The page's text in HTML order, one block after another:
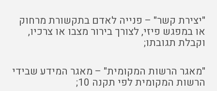
"יצירת קשר" – פנייה לאדם בתקשורת מרחוק
או במפגש פיזי, לצורך בירור מצבו או צרכיו,
וקבלת תגובתו;
"מאגר הרשות המקומית" – מאגר המידע שבידי
הרשות המקומית לפי תקנה 10;